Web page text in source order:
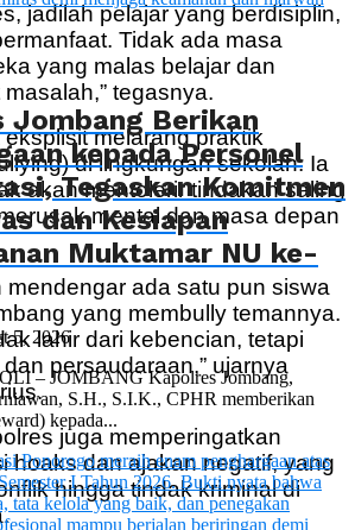
jadilah pelajar yang berdisiplin,
Tidak ada masa
yang malas belajar dan
tegasnya.
melarang praktik
di lingkungan sekolah. Ia
akan mentolerir tindakan saling
mental dan masa depan
mendengar ada satu pun siswa
yang membully temannya.
lahir dari kebencian, tetapi
persaudaraan,” ujarnya
juga memperingatkan
hoaks dan ajakan negatif, yang
hingga tindak kriminal di
Jombang Berikan
kepada Personel
Tegaskan Komitmen
dan Kesiapan
Muktamar NU ke-
5, 2026
– JOMBANG Kapolres Jombang,
S.H., S.I.K., CPHR memberikan
kepada...